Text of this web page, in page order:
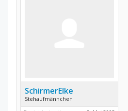
SchirmerElke
Stehaufmännchen